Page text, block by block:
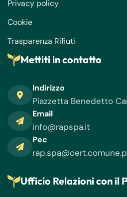
Privacy policy
Cookie
Trasparenza Rifiuti
Mettiti in contatto
Indirizzo
Piazzetta Benedetto
Email
info@rapspa.it
Pec
Ufficio Relazioni con il